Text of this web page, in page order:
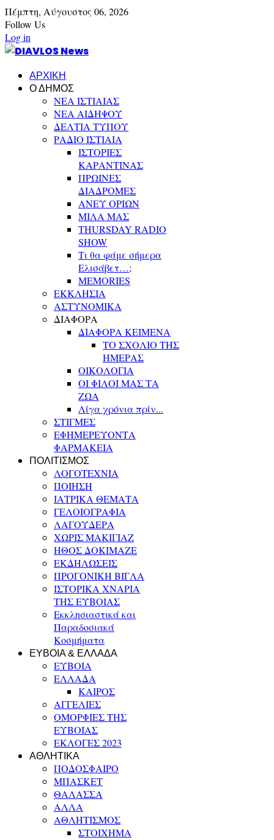
Πέμπτη, Αύγουστος 06, 2026
Follow Us
Log in
ΑΡΧΙΚΗ
Ο ΔΗΜΟΣ
ΝΕΑ ΙΣΤΙΑΙΑΣ
ΝΕΑ ΑΙΔΗΨΟΥ
ΔΕΛΤΙΑ ΤΥΠΟΥ
ΡΑΔΙΟ ΙΣΤΙΑΙΑ
ΙΣΤΟΡΙΕΣ
ΚΑΡΑΝΤΙΝΑΣ
ΠΡΩΙΝΕΣ
ΔΙΑΔΡΟΜΕΣ
ΑΝΕΥ ΟΡΙΩΝ
ΜΙΛΑ ΜΑΣ
THURSDAY RADIO
SHOW
Τι θα φάμε σήμερα
Ελισάβετ…;
MEMORIES
ΕΚΚΛΗΣΙΑ
ΑΣΤΥΝΟΜΙΚΑ
ΔΙΑΦΟΡΑ
ΔΙΑΦΟΡΑ ΚΕΙΜΕΝΑ
ΤΟ ΣΧΟΛΙΟ ΤΗΣ
ΗΜΕΡΑΣ
ΟΙΚΟΛΟΓΙΑ
ΟΙ ΦΙΛΟΙ ΜΑΣ ΤΑ
ΖΩΑ
Λίγα χρόνια πρίν...
ΣΤΙΓΜΕΣ
ΕΦΗΜΕΡΕΥΟΝΤΑ
ΦΑΡΜΑΚΕΙΑ
ΠΟΛΙΤΙΣΜΟΣ
ΛΟΓΟΤΕΧΝΙΑ
ΠΟΙΗΣΗ
ΙΑΤΡΙΚΑ ΘΕΜΑΤΑ
ΓΕΛΟΙΟΓΡΑΦΙΑ
ΛΑΓΟΥΔΕΡΑ
ΧΩΡΙΣ ΜΑΚΙΓΙΑΖ
ΗΘΟΣ ΔΟΚΙΜΑΖΕ
ΕΚΔΗΛΩΣΕΙΣ
ΠΡΟΓΟΝΙΚΗ ΒΙΓΛΑ
ΙΣΤΟΡΙΚΑ ΧΝΑΡΙΑ
ΤΗΣ ΕΥΒΟΙΑΣ
Εκκλησιαστικά και
Παραδοσιακά
Κοσμήματα
ΕΥΒΟΙΑ & ΕΛΛΑΔΑ
ΕΥΒΟΙΑ
ΕΛΛΑΔΑ
ΚΑΙΡΟΣ
ΑΓΓΕΛΙΕΣ
ΟΜΟΡΦΙΕΣ ΤΗΣ
ΕΥΒΟΙΑΣ
ΕΚΛΟΓΕΣ 2023
ΑΘΛΗΤΙΚΑ
ΠΟΔΟΣΦΑΙΡΟ
ΜΠΑΣΚΕΤ
ΘΑΛΑΣΣΑ
ΑΛΛΑ
ΑΘΛΗΤΙΣΜΟΣ
ΣΤΟΙΧΗΜΑ